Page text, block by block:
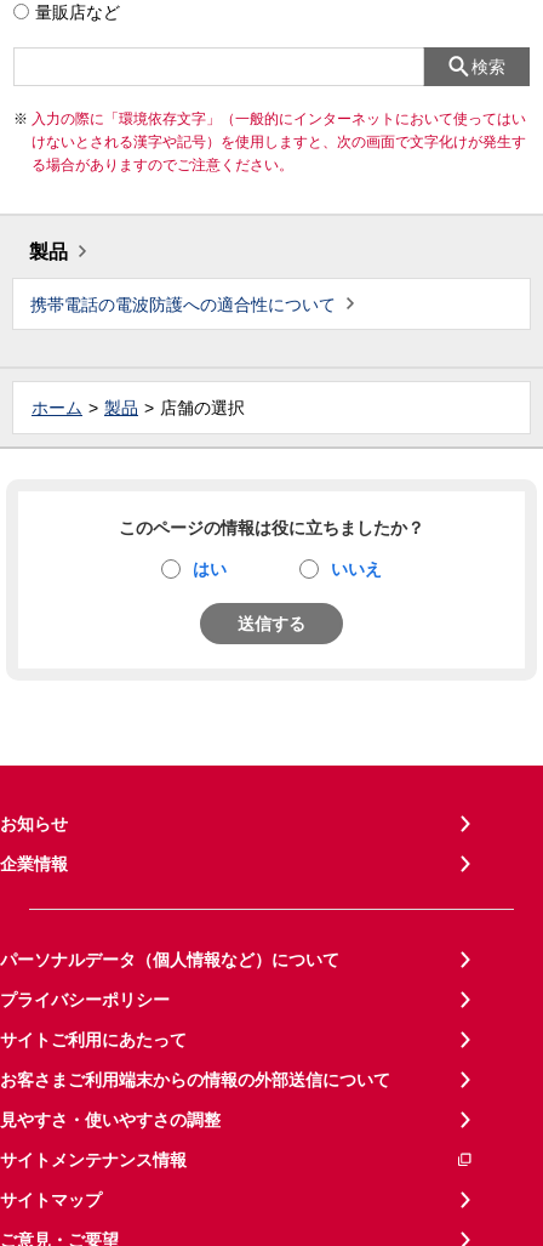
量販店など
検索
入力の際に「環境依存文字」（一般的にインターネットにおいて使ってはい
けないとされる漢字や記号）を使用しますと、次の画面で文字化けが発生す
る場合がありますのでご注意ください。
製品
携帯電話の電波防護への適合性について
ホーム 製品 店舗の選択
このページの情報は役に立ちましたか？
はい いいえ
送信する
お知らせ
企業情報
パーソナルデータ（個人情報など）について
プライバシーポリシー
サイトご利用にあたって
お客さまご利用端末からの情報の外部送信について
見やすさ・使いやすさの調整
サイトメンテナンス情報
サイトマップ
ご意見・ご要望